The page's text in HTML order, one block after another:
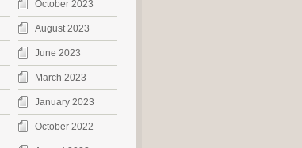
October 2023
August 2023
June 2023
March 2023
January 2023
October 2022